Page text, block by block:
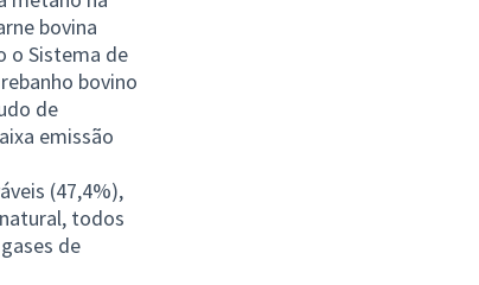
bovina
o Sistema de
bovino
de
emissão
(47,4%),
todos
de